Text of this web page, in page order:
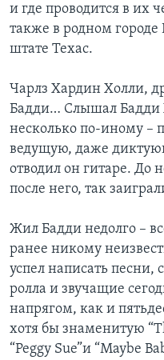
Языки
и где проводится в их
также в родном
штате Техас.
Чарлз Хардин Холли,
Бадди… Слышал Бадди
несколько по-иному –
ведущую, даже
отводил он гитаре. До
после него, так
Жил Бадди недолго –
ранее никому
успел написать песни,
ролла и звучащие
напрягом, как и
хотя бы знаменитую
“Peggy Sue”и “Maybe